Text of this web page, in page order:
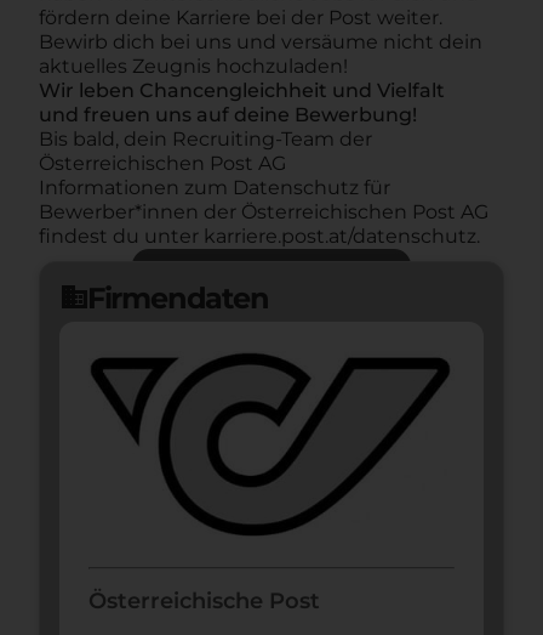
fördern deine Karriere bei der Post weiter.
Bewirb dich bei uns und versäume nicht dein
aktuelles Zeugnis hochzuladen!
Wir leben Chancengleichheit und Vielfalt
und freuen uns auf deine Bewerbung!
Bis bald, dein Recruiting-Team der
Österreichischen Post AG
Informationen zum Datenschutz für
Bewerber*innen der Österreichischen Post AG
findest du unter karriere.post.at/datenschutz.
domainFirmendaten
Österreichische Post